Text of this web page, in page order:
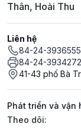
Thân, Hoài Thu
Liên hệ
84-24-
84-24-
41-43 phố Bà
Phát triển và vận
Mạng xã
Theo dõi: